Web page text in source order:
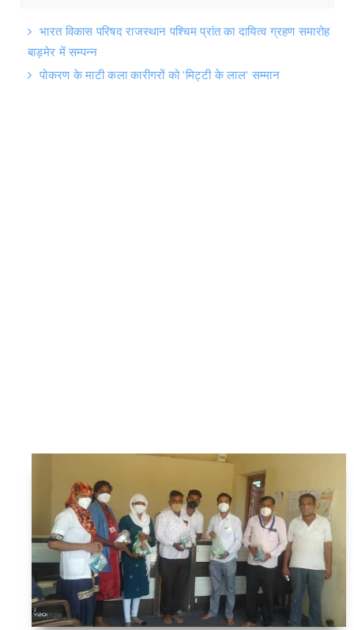
भारत विकास परिषद राजस्थान पश्चिम प्रांत का दायित्व ग्रहण समारोह
बाड़मेर में सम्पन्न
पोकरण के माटी कला कारीगरों को 'मिट्टी के लाल' सम्मान